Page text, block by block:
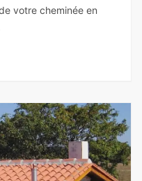
votre cheminée en